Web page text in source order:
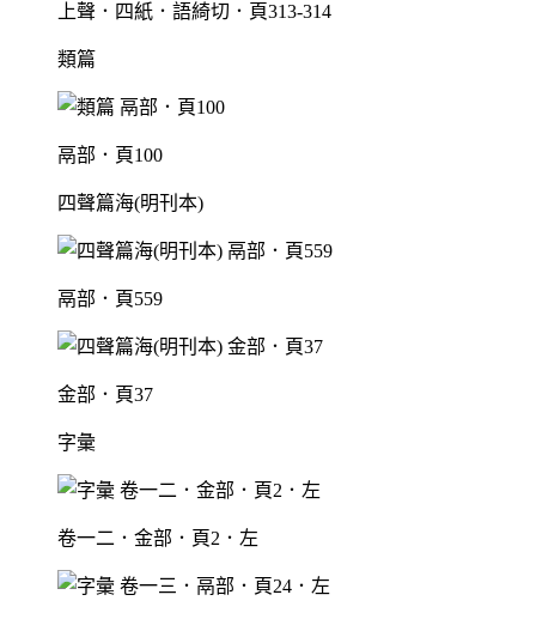
上聲．四紙．語綺切．頁313-314
類篇
鬲部．頁100
四聲篇海(明刊本)
鬲部．頁559
金部．頁37
字彙
卷一二．金部．頁2．左